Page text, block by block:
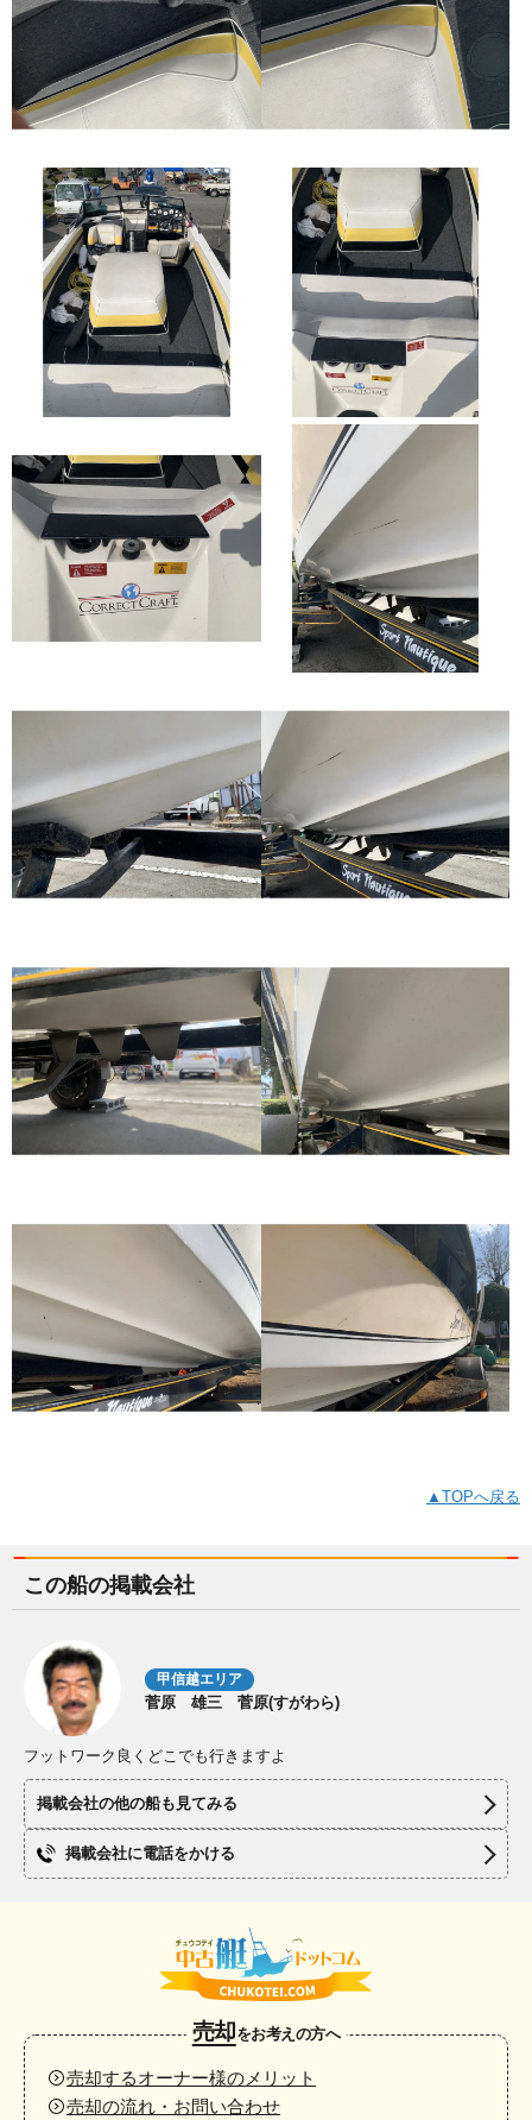
▲TOPへ戻る
この船の掲載会社
甲信越エリア
菅原 雄三 菅原(すがわら)
フットワーク良くどこでも行きますよ
掲載会社の他の船も見てみる
掲載会社に電話をかける
売却をお考えの方へ
売却するオーナー様のメリット
売却の流れ・お問い合わせ